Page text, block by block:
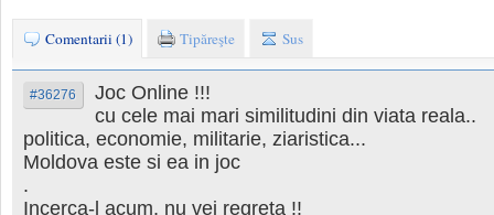
Comentarii (1) Tipăreşte Sus
#36276
Joc Online !!!
cu cele mai mari similitudini din viata reala..
politica, economie, militarie, ziaristica...
Moldova este si ea in joc
.
Incerca-l acum, nu vei regreta !!